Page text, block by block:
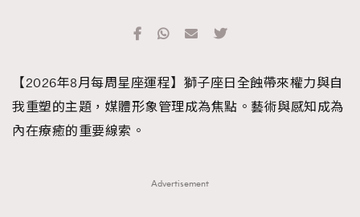
【2026年8月每周星座運程】獅子座日全蝕帶來權力與自
我重塑的主題，媒體形象管理成為焦點。藝術與感知成為
內在療癒的重要線索。
Advertisement